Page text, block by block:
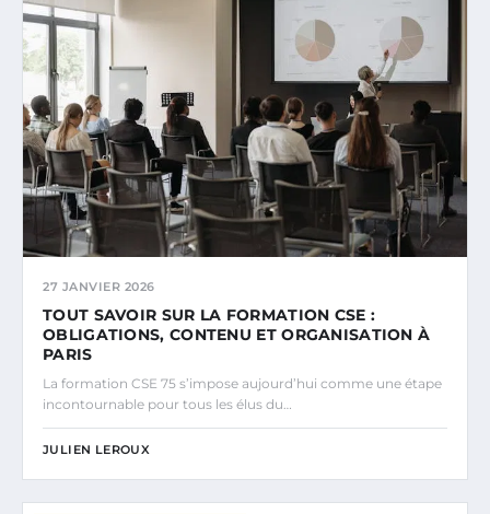
27 JANVIER 2026
TOUT SAVOIR SUR LA FORMATION CSE :
OBLIGATIONS, CONTENU ET ORGANISATION À
PARIS
La formation CSE 75 s’impose aujourd’hui comme une étape
incontournable pour tous les élus du…
JULIEN LEROUX